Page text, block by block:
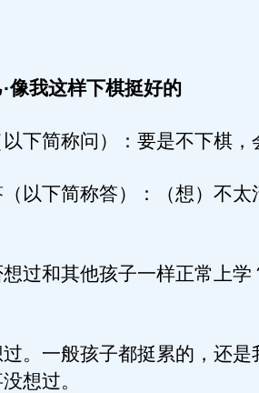
像我这样下棋挺好的
简称问）：要是不下棋，
下简称答）：（想）不太
和其他孩子一样正常上学
一般孩子都挺累的，还是
想过。